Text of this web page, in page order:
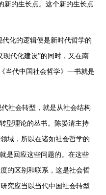
新的生长点。这个新的生长点
化的逻辑便是新时代哲学的
现代化建设”的同时，又在南
当代中国社会哲学》一书就是
社会转型，就是从社会结构
型理论的丛书。陈晏清主持
域，所以在诸如社会哲学的
是回应这些问题的。在这些
的区别和联系，这是社会哲
究应当以当代中国社会转型